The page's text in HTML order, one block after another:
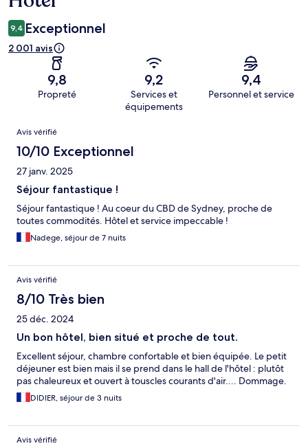
9,4 Exceptionnel
2 001 avis
9,8
Propreté
9,2
Services et
équipements
9,4
Personnel et service
Avis
Avis vérifié
10/10 Exceptionnel
27 janv. 2025
Séjour fantastique !
Séjour fantastique ! Au coeur du CBD de Sydney, proche de
toutes commodités. Hôtel et service impeccable !
Nadege, séjour de 7 nuits
Avis vérifié
8/10 Très bien
25 déc. 2024
Un bon hôtel, bien situé et proche de tout.
Excellent séjour, chambre confortable et bien équipée. Le petit
déjeuner est bien mais il se prend dans le hall de l'hôtel : plutôt
pas chaleureux et ouvert à touscles courants d'air.... Dommage.
DIDIER, séjour de 3 nuits
Avis vérifié